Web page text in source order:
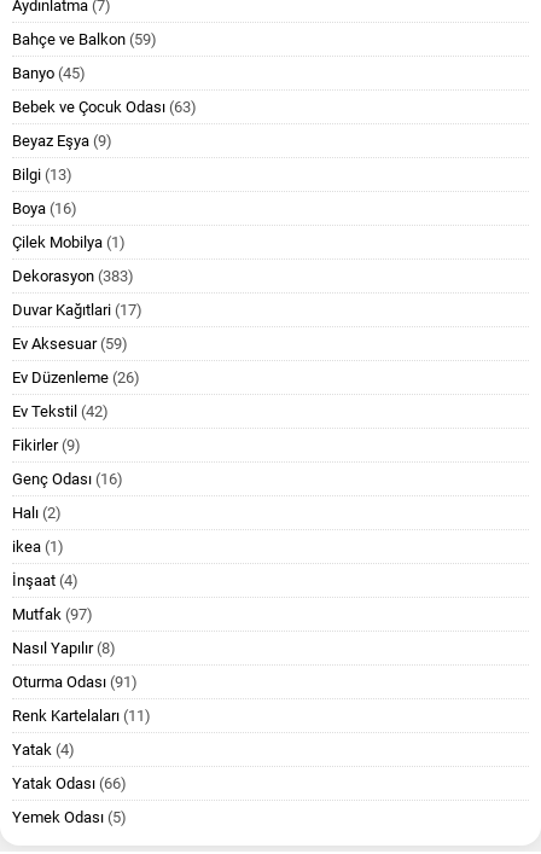
Aydınlatma (7)
Bahçe ve Balkon (59)
Banyo (45)
Bebek ve Çocuk Odası (63)
Beyaz Eşya (9)
Bilgi (13)
Boya (16)
Çilek Mobilya (1)
Dekorasyon (383)
Duvar Kağıtlari (17)
Ev Aksesuar(59)
Ev Düzenleme (26)
Ev Tekstil (42)
Fikirler(9)
Genç Odası (16)
Halı (2)
ikea (1)
İnşaat (4)
Mutfak (97)
Nasıl Yapılır(8)
Oturma Odası (91)
Renk Kartelaları (11)
Yatak (4)
Yatak Odası (66)
Yemek Odası (5)